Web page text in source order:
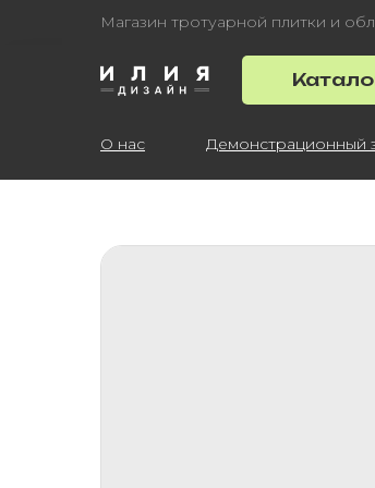
Магазин тротуарной плитки и
О нас Демонстрационный